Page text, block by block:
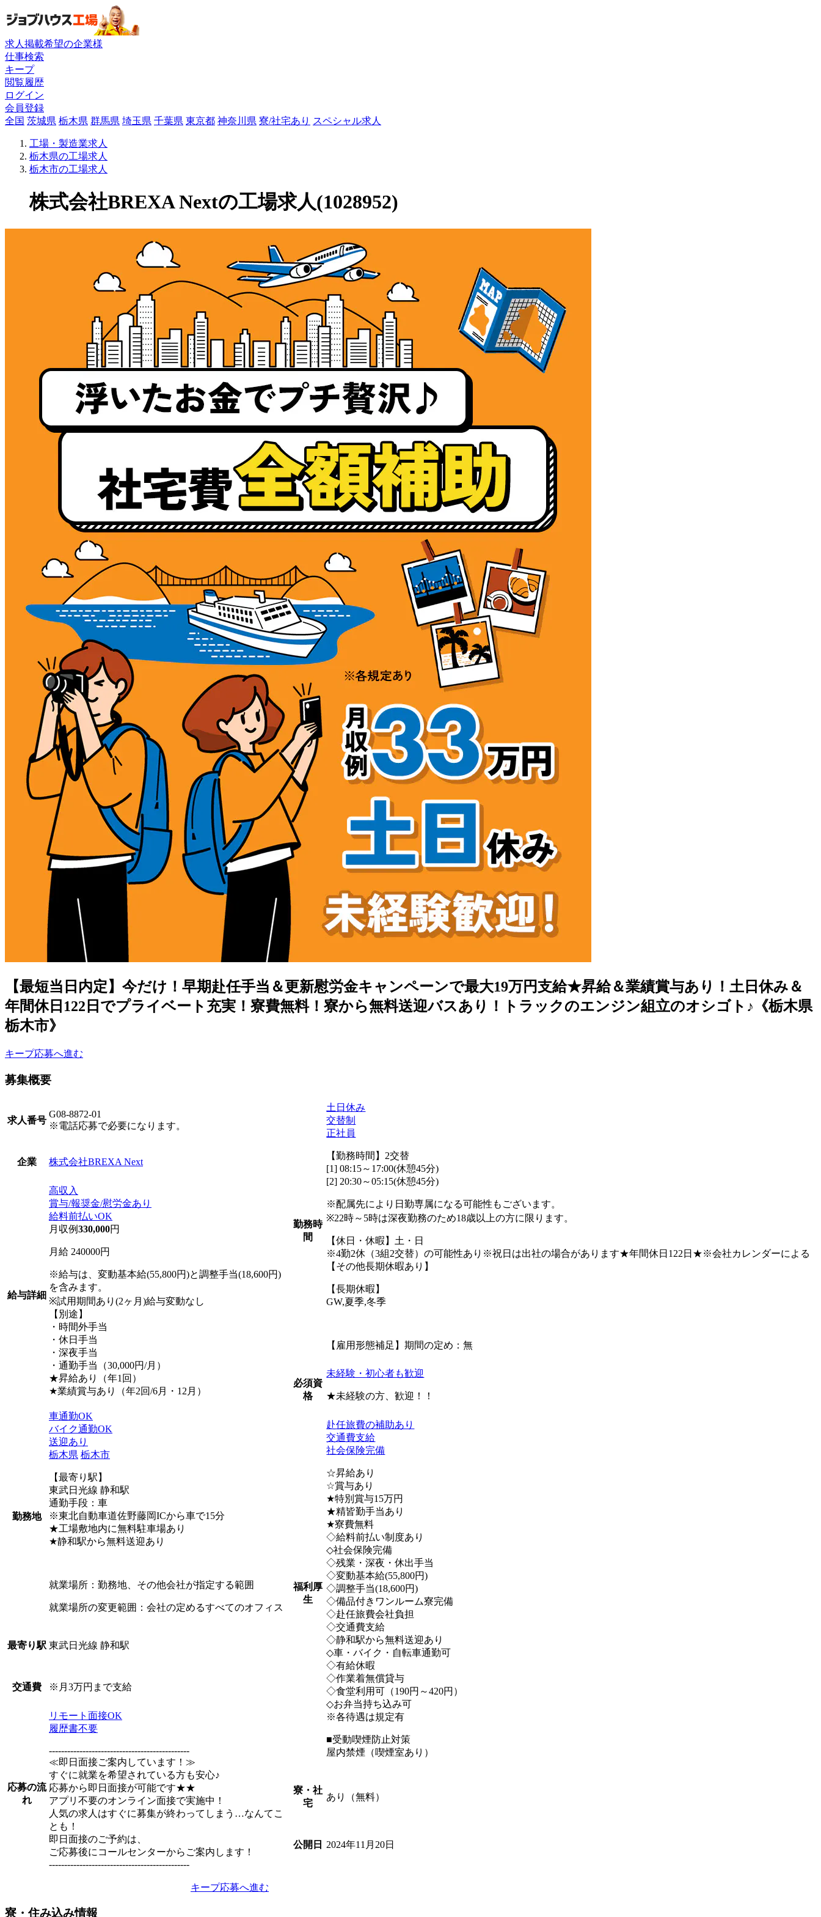
求人掲載希望の企業様
仕事検索
キープ
閲覧履歴
ログイン
会員登録
全国 茨城県 栃木県 群馬県 埼玉県 千葉県 東京都 神奈川県 寮/社宅あり スペシャル求人
工場・製造業求人
栃木県の工場求人
栃木市の工場求人
株式会社BREXA Nextの工場求人(1028952)
【最短当日内定】今だけ！早期赴任手当＆更新慰労金キャンペーンで最大19万円支給★昇給＆業績賞与あり！土日休み＆
年間休日122日でプライベート充実！寮費無料！寮から無料送迎バスあり！トラックのエンジン組立のオシゴト♪《栃木県
栃木市》
キープ応募へ進む
募集概要
求人番号
G08-8872-01
※電話応募で必要になります。
企業 株式会社BREXA Next
給与詳細
高収入
賞与/報奨金/慰労金あり
給料前払いOK
月収例330,000円
月給 240000円
※給与は、変動基本給(55,800円)と調整手当(18,600円)
を含みます。
※試用期間あり(2ヶ月)給与変動なし
【別途】
・時間外手当
・休日手当
・深夜手当
・通勤手当（30,000円/月）
★昇給あり（年1回）
★業績賞与あり（年2回/6月・12月）
勤務地
車通勤OK
バイク通勤OK
送迎あり
栃木県 栃木市
【最寄り駅】
東武日光線 静和駅
通勤手段：車
※東北自動車道佐野藤岡ICから車で15分
★工場敷地内に無料駐車場あり
★静和駅から無料送迎あり
就業場所：勤務地、その他会社が指定する範囲
就業場所の変更範囲：会社の定めるすべてのオフィス
最寄り駅 東武日光線 静和駅
交通費 ※月3万円まで支給
応募の流
れ
リモート面接OK
履歴書不要
----------------------------------------------
≪即日面接ご案内しています！≫
すぐに就業を希望されている方も安心♪
応募から即日面接が可能です★★
アプリ不要のオンライン面接で実施中！
人気の求人はすぐに募集が終わってしまう…なんてこ
とも！
即日面接のご予約は、
ご応募後にコールセンターからご案内します！
----------------------------------------------
勤務時
間
土日休み
交替制
正社員
【勤務時間】2交替
[1] 08:15～17:00(休憩45分)
[2] 20:30～05:15(休憩45分)
※配属先により日勤専属になる可能性もございます。
※22時～5時は深夜勤務のため18歳以上の方に限ります。
【休日・休暇】土・日
※4勤2休（3組2交替）の可能性あり※祝日は出社の場合があります★年間休日122日★※会社カレンダーによる
【その他長期休暇あり】
【長期休暇】
GW,夏季,冬季
【雇用形態補足】期間の定め：無
必須資
格
未経験・初心者も歓迎
★未経験の方、歓迎！！
福利厚
生
赴任旅費の補助あり
交通費支給
社会保険完備
☆昇給あり
☆賞与あり
★特別賞与15万円
★精皆勤手当あり
★寮費無料
◇給料前払い制度あり
◇社会保険完備
◇残業・深夜・休出手当
◇変動基本給(55,800円)
◇調整手当(18,600円)
◇備品付きワンルーム寮完備
◇赴任旅費会社負担
◇交通費支給
◇静和駅から無料送迎あり
◇車・バイク・自転車通勤可
◇有給休暇
◇作業着無償貸与
◇食堂利用可（190円～420円）
◇お弁当持ち込み可
※各待遇は規定有
■受動喫煙防止対策
屋内禁煙（喫煙室あり）
寮・社
宅
あり（無料）
公開日 2024年11月20日
キープ応募へ進む
寮・住み込み情報